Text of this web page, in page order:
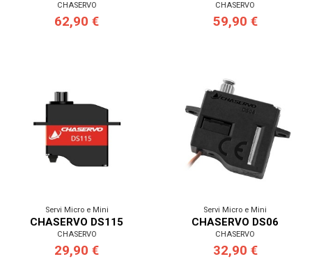
CHASERVO
62,90 €
CHASERVO
59,90 €
Servi Micro e Mini
CHASERVO DS115
CHASERVO
29,90 €
Servi Micro e Mini
CHASERVO DS06
CHASERVO
32,90 €